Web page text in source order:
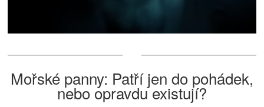
Mořské panny: Patří jen do pohádek,
nebo opravdu existují?